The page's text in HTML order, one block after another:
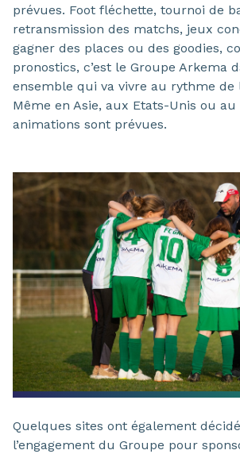
prévues. Foot fléchette, tournoi de
retransmission des matchs, jeux
gagner des places ou des goodies,
pronostics, c’est le Groupe Arkema
ensemble qui va vivre au rythme de
Même en Asie, aux Etats-Unis ou au
animations sont prévues.
Quelques sites ont également
l’engagement du Groupe pour